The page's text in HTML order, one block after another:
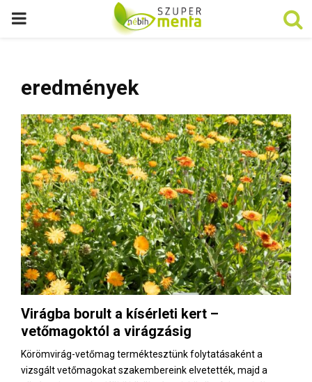
P
M
A
R
Y
M
N
eredmények
Virágba borult a kísérleti kert –
vetőmagoktól a virágzásig
Körömvirág-vetőmag terméktesztünk folytatásaként a
vizsgált vetőmagokat szakembereink elvetették, majd a